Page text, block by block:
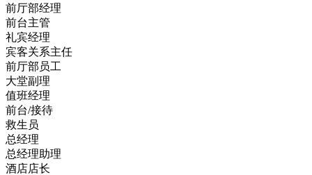
前厅部经理
前台主管
礼宾经理
宾客关系主任
前厅部员工
大堂副理
值班经理
前台/接待
救生员
总经理
总经理助理
酒店店长